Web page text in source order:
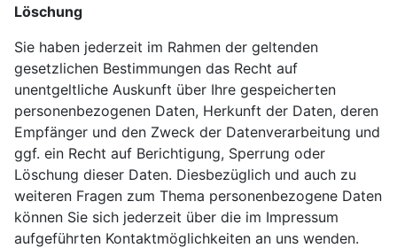
Löschung
Sie haben jederzeit im Rahmen der geltenden
gesetzlichen Bestimmungen das Recht auf
unentgeltliche Auskunft über Ihre gespeicherten
personenbezogenen Daten, Herkunft der Daten, deren
Empfänger und den Zweck der Datenverarbeitung und
ggf. ein Recht auf Berichtigung, Sperrung oder
Löschung dieser Daten. Diesbezüglich und auch zu
weiteren Fragen zum Thema personenbezogene Daten
können Sie sich jederzeit über die im Impressum
aufgeführten Kontaktmöglichkeiten an uns wenden.